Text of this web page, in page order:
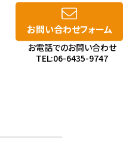
お問い合わせフォーム
お電話でのお問い合わせ
TEL:06-6435-9747